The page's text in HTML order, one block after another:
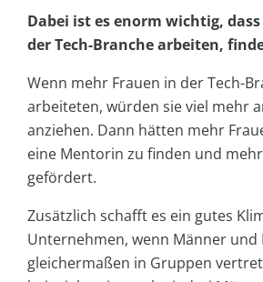
Dabei ist es enorm wichtig,
der Tech-Branche arbeiten,
Wenn mehr Frauen in der Tech-
arbeiteten, würden sie viel mehr
anziehen. Dann hätten mehr
eine Mentorin zu finden und
gefördert.
Zusätzlich schafft es ein gutes
Unternehmen, wenn Männer und
gleichermaßen in Gruppen